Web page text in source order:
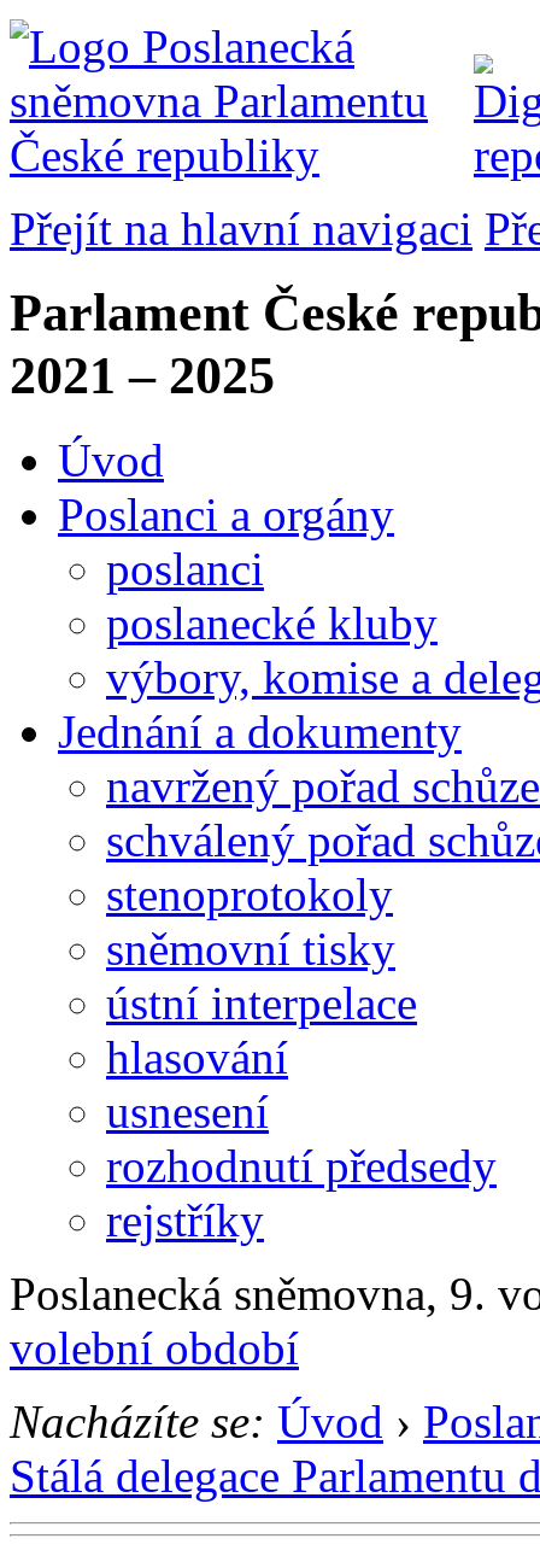
Přejít na hlavní navigaci
Parlament České
2021 – 2025
Úvod
Poslanci a orgány
poslanci
poslanecké kluby
výbory, komise a
Jednání a dokumenty
navržený pořad schůze
schválený pořad
stenoprotokoly
sněmovní tisky
ústní interpelace
hlasování
usnesení
rozhodnutí předsedy
rejstříky
Poslanecká sněmovna, 9.
volební období
Nacházíte se: Úvod ›
Stálá delegace